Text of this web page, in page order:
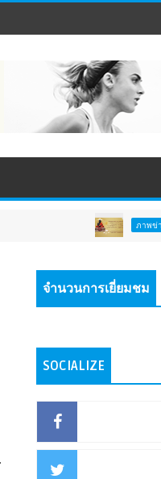
ภาพข่าวประชาสัมพันธ์
จำนวนการเยี่ยมชม
SOCIALIZE